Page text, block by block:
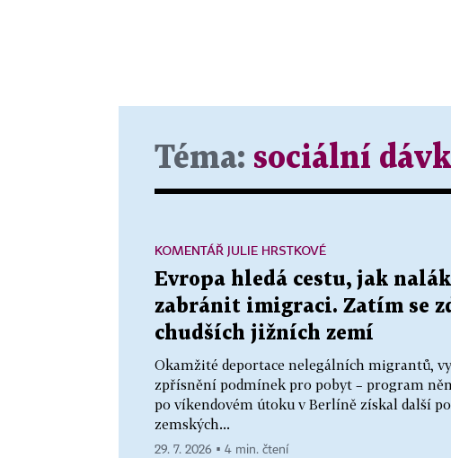
Téma: sociální
Evropa hledá cestu, jak
zabránit imigraci. Zatím se
chudších jižních zemí
Okamžité deportace nelegálních migrantů,
zpřísnění podmínek pro pobyt – program
po víkendovém útoku v Berlíně získal další
zemských...
KOMENTÁŘ JULIE HRSTKOVÉ
29. 7. 2026 ▪ 4 min. čtení